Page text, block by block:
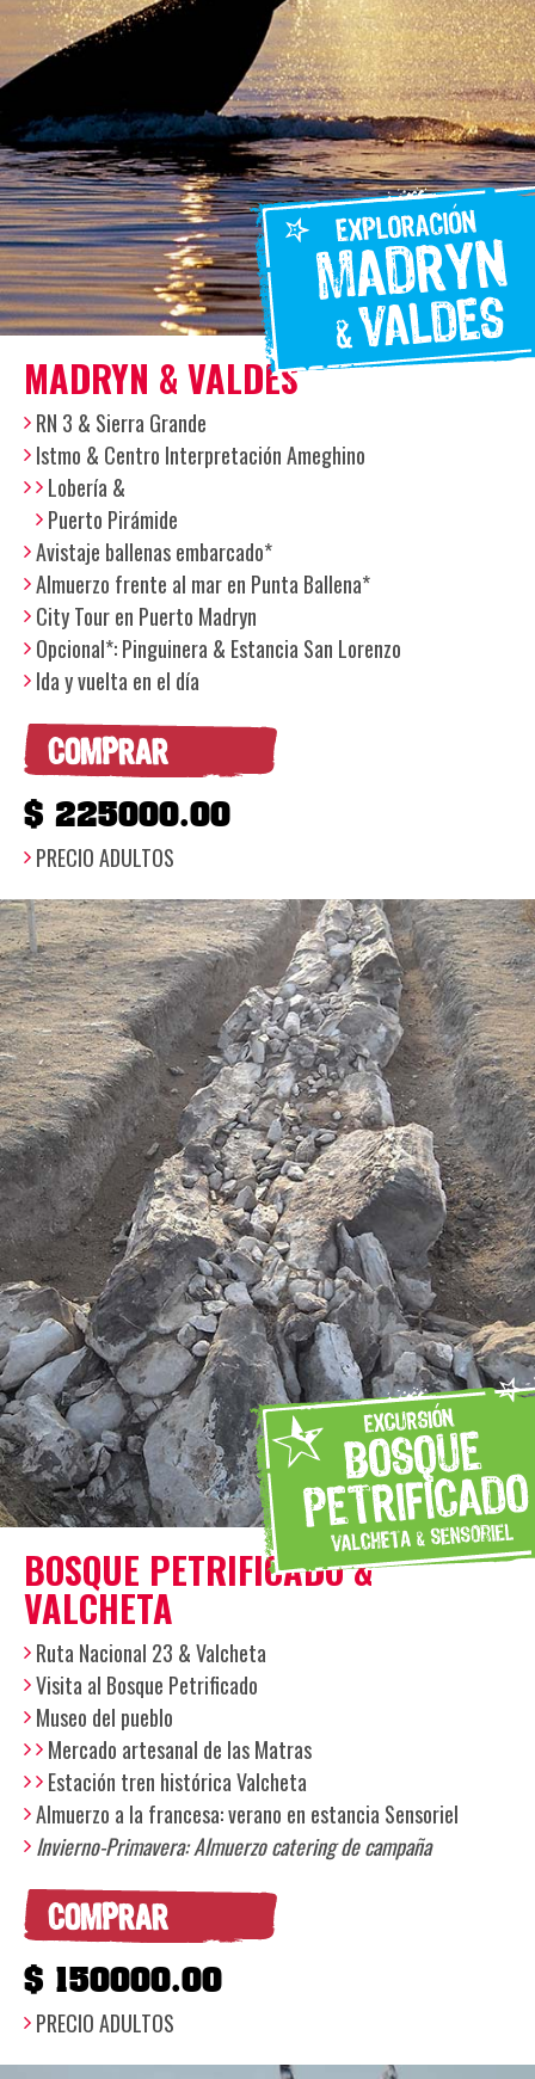
MADRYN & VALDES
RN 3 & Sierra Grande
Istmo & Centro Interpretación Ameghino
Lobería &
Puerto Pirámide
Avistaje ballenas embarcado*
Almuerzo frente al mar en Punta Ballena*
City Tour en Puerto Madryn
Opcional*: Pinguinera & Estancia San Lorenzo
Ida y vuelta en el día
COMPRAR
$ 225000.00
PRECIO ADULTOS
BOSQUE PETRIFICADO &
VALCHETA
Ruta Nacional 23 & Valcheta
Visita al Bosque Petrificado
Museo del pueblo
Mercado artesanal de las Matras
Estación tren histórica Valcheta
Almuerzo a la francesa: verano en estancia Sensoriel
Invierno-Primavera: Almuerzo catering de campaña
COMPRAR
$ 150000.00
PRECIO ADULTOS